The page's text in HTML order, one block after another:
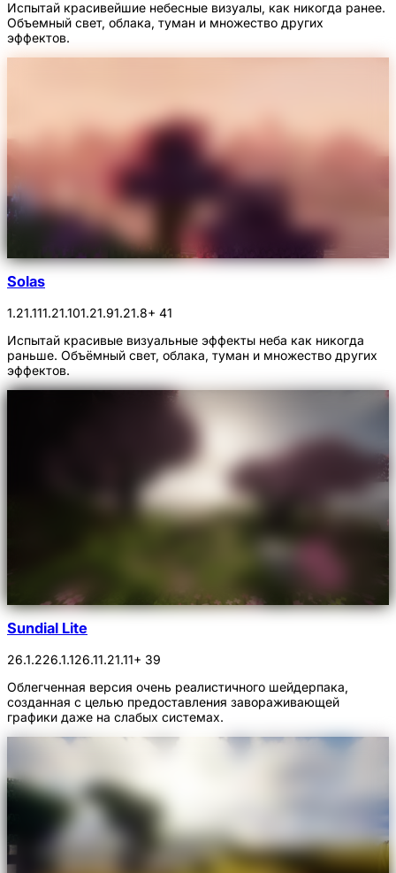
Испытай красивейшие небесные визуалы, как никогда ранее.
Объемный свет, облака, туман и множество других
эффектов.
Solas
1.21.111.21.101.21.91.21.8+ 41
Испытай красивые визуальные эффекты неба как никогда
раньше. Объёмный свет, облака, туман и множество других
эффектов.
Sundial Lite
26.1.226.1.126.11.21.11+ 39
Облегченная версия очень реалистичного шейдерпака,
созданная с целью предоставления завораживающей
графики даже на слабых системах.